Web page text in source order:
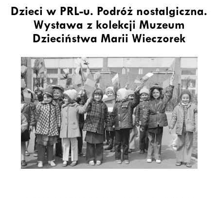
Dzieci w PRL-u. Podróż nostalgiczna.
Wystawa z kolekcji Muzeum
Dzieciństwa Marii Wieczorek